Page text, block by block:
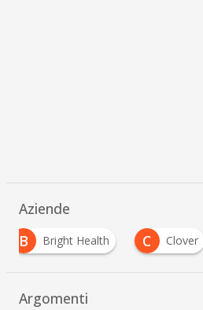
Aziende
B
Bright Health C Clover
Argomenti